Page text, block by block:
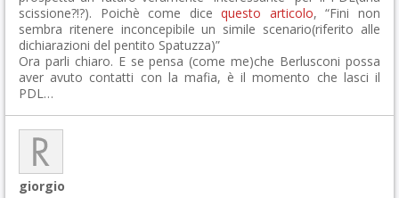
scissione?!?). Poichè come dicequesto articolo, “Fini non
sembra ritenere inconcepibile un simile scenario(riferito alle
dichiarazioni del pentito Spatuzza)”
Ora parli chiaro. E se pensa (come me)che Berlusconi possa
aver avuto contatti con la mafia, è il momento che lasci il
PDL…
giorgio